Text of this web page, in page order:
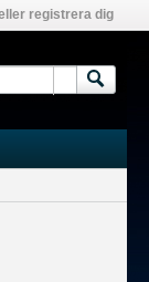
registrera dig